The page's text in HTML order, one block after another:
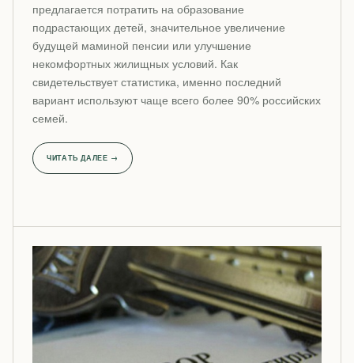
предлагается потратить на образование
подрастающих детей, значительное увеличение
будущей маминой пенсии или улучшение
некомфортных жилищных условий. Как
свидетельствует статистика, именно последний
вариант используют чаще всего более 90% российских
семей.
ЧИТАТЬ ДАЛЕЕ →